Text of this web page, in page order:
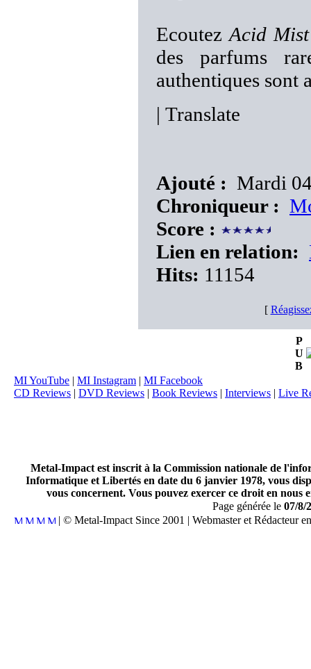
EcoutezAcid
des parfums
authentiques sont
| Translate
Ajouté : Mardi
Chroniqueur :
Score :
Lien en relation:
Hits: 11154
[
P
U
B
MI YouTube | MI Instagram | MI Facebook
CD Reviews | DVD Reviews | Book Reviews | Interviews | Live
Metal-Impact est inscrit à la Commission nationale de
Informatique et Libertés en date du 6 janvier 1978, vous
vous concernent. Vous pouvez exercer ce droit en
Page générée le 07/8/
| © Metal-Impact Since 2001 | Webmaster et Rédacteur